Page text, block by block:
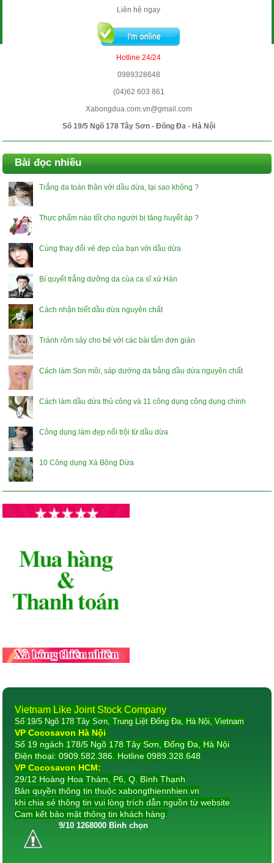
Liên hệ ngay
Hotline 24/24
0989328648
(04)62 603 861
Xabongdua.com.vn@gmail.com
Số 19/5 Ngõ 178 Tây Sơn - Đống Đa - Hà Nội
Bài đọc nhiều
Trắng da toàn thân với dầu dừa, tại sao không ?
Thực phẩm nào tốt cho người bị tăng huyết áp ?
Cùng thay đổi vẻ đẹp của bạn với dầu dừa
Bí quyết trắng dưỡng da của ca sĩ xứ Hàn
Cách nhận biết dầu dừa nguyên chất
Tránh rôm sảy cho bé với các bài tắm đơn giản
Cách làm Son môi, sáp dướng da bằng dầu dừa nguyên chất
Cách làm dầu dừa thủ công và 11 công dụng công dụng chính
Công dụng làm đẹp nổi trội từ dầu dừa
10 Công dụng Xà Bông Dừa
Vietnam Like Joint Stock Company
Số 19/5 Ngõ 178 Tây Sơn, Trung Liệt Đống Đa, Hà Nội, Vietnam
VP Cocosavon Hà Nội
Số 19 ngách 178/5 Ngõ 178 Tây Sơn, Đống Đa, Hà Nội
Điện thoại: 0909.582.386. Hotline 0989.328.648
VP Cocosavon HCM:
29/12 Hoàng Hoa Thám, P6, Q. Bình Thạnh
Bản quyền thông tin thuộc xabongthiennhien.vn
khi chia sẻ thông tin vui lòng trích dẫn nguồn từ website
Cam kết bảo mật thông tin khách hàng.
9/10 1268000 Bình chọn